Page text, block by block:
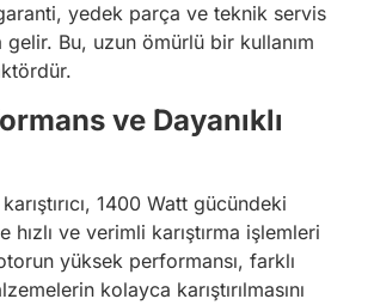
yedek parça ve teknik servis
gelir. Bu, uzun ömürlü bir kullanım
ve Dayanıklı
1400 Watt gücündeki
hızlı ve verimli karıştırma işlemleri
yüksek performansı, farklı
kolayca karıştırılmasını